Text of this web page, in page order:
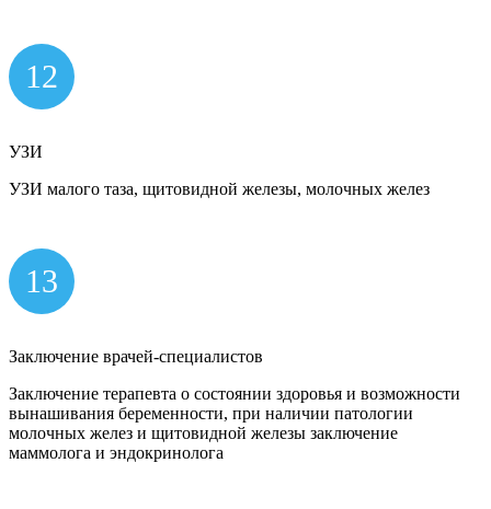
12
УЗИ
УЗИ малого таза, щитовидной железы, молочных желез
13
Заключение врачей-специалистов
Заключение терапевта о состоянии здоровья и возможности
вынашивания беременности, при наличии патологии
молочных желез и щитовидной железы заключение
маммолога и эндокринолога